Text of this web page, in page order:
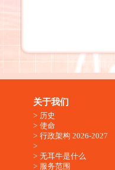
关于我们
历史
使命
行政架构 2026-2027
无耳牛是什么
服务范围